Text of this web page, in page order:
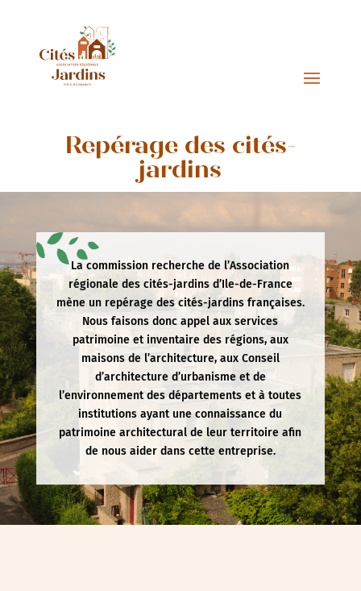
Repérage des cités-
jardins
La commission recherche de l’Association
régionale des cités-jardins d’Ile-de-France
mène un repérage des cités-jardins françaises.
Nous faisons donc appel aux services
patrimoine et inventaire des régions, aux
maisons de l’architecture, aux Conseil
d’architecture d’urbanisme et de
l’environnement des départements et à toutes
institutions ayant une connaissance du
patrimoine architectural de leur territoire afin
de nous aider dans cette entreprise.